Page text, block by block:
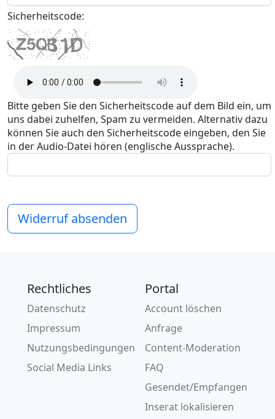
Sicherheitscode:
Bitte geben Sie den Sicherheitscode auf dem Bild ein, um
uns dabei zuhelfen, Spam zu vermeiden. Alternativ dazu
können Sie auch den Sicherheitscode eingeben, den Sie
in der Audio-Datei hören (englische Aussprache).
Widerruf absenden
Rechtliches
Datenschutz
Impressum
Nutzungsbedingungen
Social Media Links
Portal
Account löschen
Anfrage
Content-Moderation
FAQ
Gesendet/Empfangen
Inserat lokalisieren